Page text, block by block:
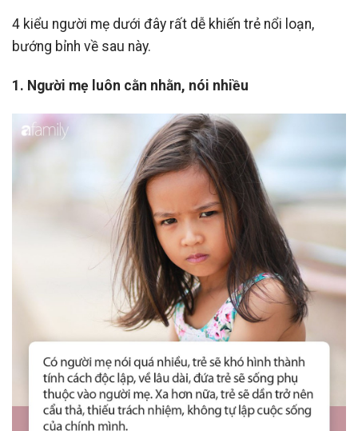
4 kiểu người mẹ dưới đây rất dễ khiến trẻ nổi loạn,
bướng bỉnh về sau này.
1. Người mẹ luôn cằn nhằn, nói nhiều